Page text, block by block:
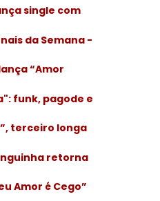
single com
da Semana -
“Amor
funk, pagode e
terceiro longa
retorna
Amor é Cego”